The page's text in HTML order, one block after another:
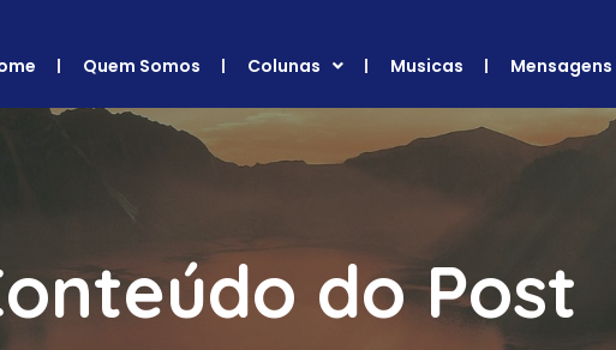
Quem Somos Colunas Musicas Mensagens
do Post